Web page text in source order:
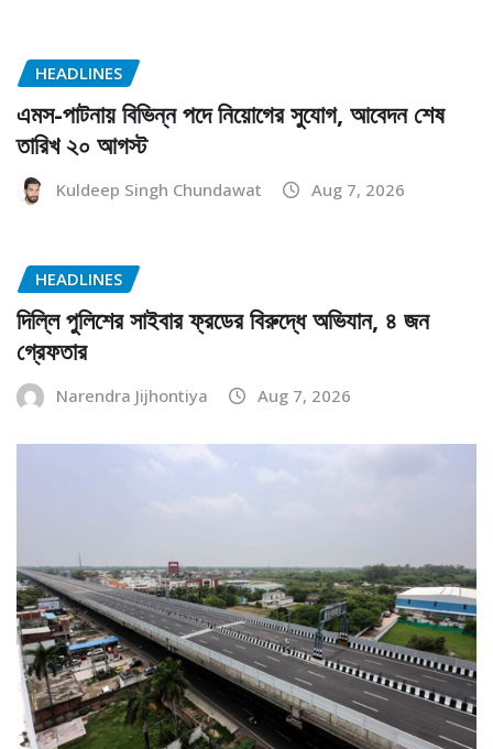
HEADLINES
এমস-পাটনায় বিভিন্ন পদে নিয়োগের সুযোগ, আবেদন শেষ
তারিখ ২০ আগস্ট
Kuldeep Singh Chundawat Aug 7, 2026
HEADLINES
দিল্লি পুলিশের সাইবার ফ্রডের বিরুদ্ধে অভিযান, ৪ জন
গ্রেফতার
Narendra Jijhontiya Aug 7, 2026